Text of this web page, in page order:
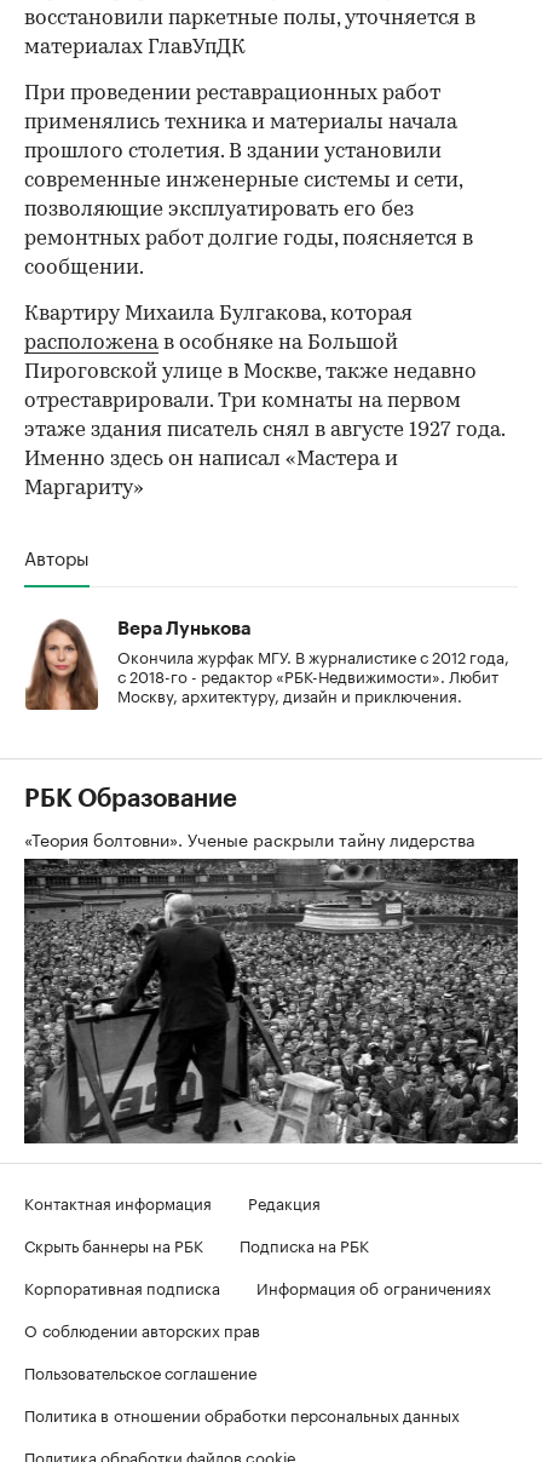
восстановили паркетные полы, уточняется в
материалах ГлавУпДК
При проведении реставрационных работ
применялись техника и материалы начала
прошлого столетия. В здании установили
современные инженерные системы и сети,
позволяющие эксплуатировать его без
ремонтных работ долгие годы, поясняется в
сообщении.
Квартиру Михаила Булгакова, которая
расположенав особняке на Большой
Пироговской улице в Москве, также недавно
отреставрировали. Три комнаты на первом
этаже здания писатель снял в августе 1927 года.
Именно здесь он написал «Мастера и
Маргариту»
Авторы
Вера Лунькова
Окончила журфак МГУ. В журналистике с 2012 года,
с 2018-го - редактор «РБК-Недвижимости». Любит
Москву, архитектуру, дизайн и приключения.
РБК Образование
«Теория болтовни». Ученые раскрыли тайну лидерства
Контактная информация
Редакция
Скрыть баннеры на РБК
Подписка на РБК
Корпоративная подписка
Информация об ограничениях
О соблюдении авторских прав
Пользовательское соглашение
Политика в отношении обработки персональных данных
Политика обработки файлов cookie